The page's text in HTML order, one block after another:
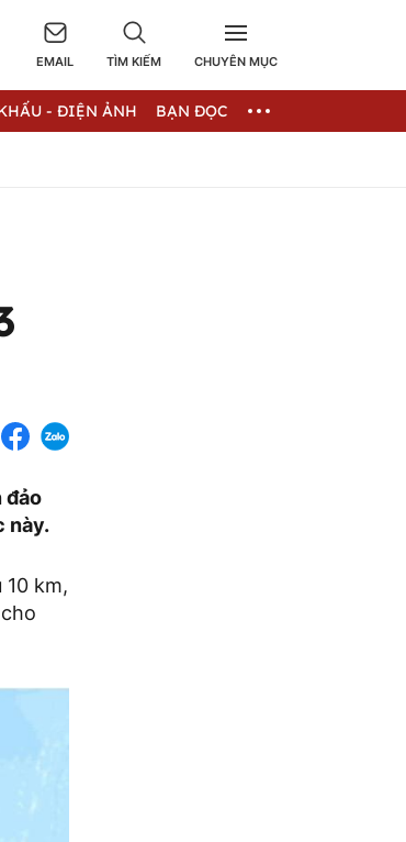
EMAIL TÌM KIẾM CHUYÊN MỤC
- ĐIỆN ẢNH BẠN ĐỌC
đảo
này.
km,